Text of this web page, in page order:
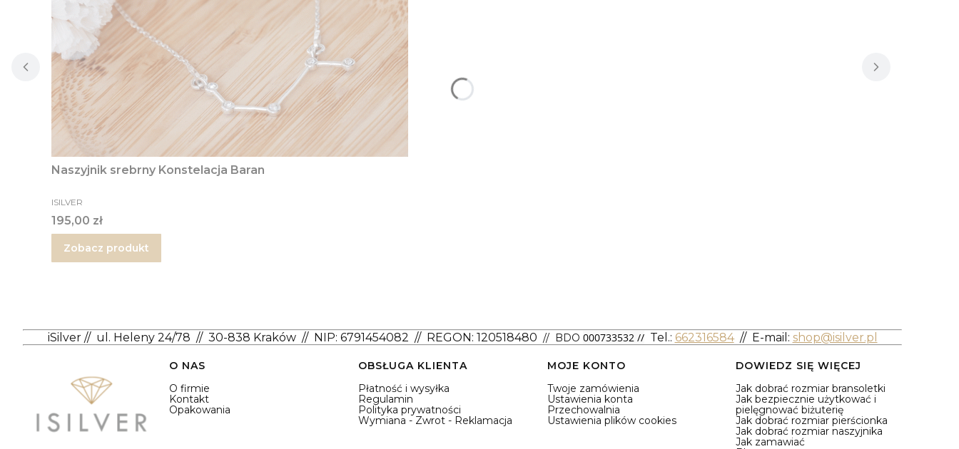
Naszyjnik srebrny Konstelacja Baran
PRODUCENT
ISILVER
Cena
195,00 zł
Zobacz produkt
iSilver// ul. Heleny 24/78 // 30-838 Kraków// NIP: 6791454082 // REGON: 120518480 // BDO 000733532 // Tel.: 662316584 // E-mail: shop@isilver.pl
Linki w stopce
O NAS
O firmie
Kontakt
Opakowania
OBSŁUGA KLIENTA
Płatność i wysyłka
Regulamin
Polityka prywatności
Wymiana - Zwrot - Reklamacja
MOJE KONTO
Twoje zamówienia
Ustawienia konta
Przechowalnia
Ustawienia plików cookies
DOWIEDZ SIĘ WIĘCEJ
Jak dobrać rozmiar bransoletki
Jak bezpiecznie użytkować i
pielęgnować biżuterię
Jak dobrać rozmiar pierścionka
Jak dobrać rozmiar naszyjnika
Jak zamawiać